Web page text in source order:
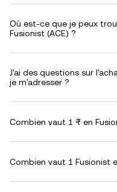
Où est-ce que je peux
Fusionist (ACE) ?
J'ai des questions sur
je m'adresser ?
Combien vaut 1 ₨ en
Combien vaut 1 Fusionist